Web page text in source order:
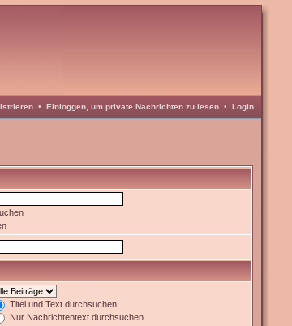
• Einloggen, um private Nachrichten zu lesen • Login
Titel und Text durchsuchen
Nur Nachrichtentext durchsuchen